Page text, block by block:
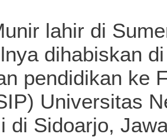
lahir di
dihabiskan
pendidikan ke
Universitas
di Sidoarjo,